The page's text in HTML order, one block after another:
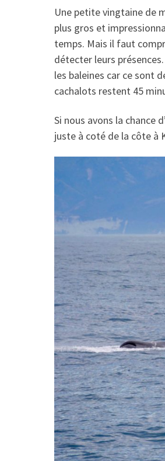
Une petite vingtaine de
plus gros et
temps. Mais il faut
détecter leurs
les baleines car ce sont
cachalots restent 45
Si nous avons la chance
juste à coté de la côte à